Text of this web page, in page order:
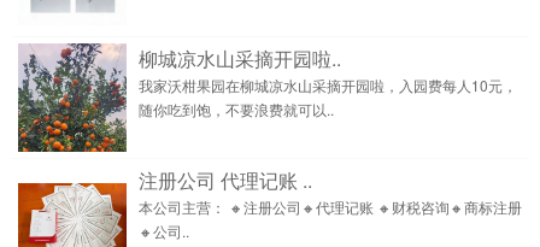
柳城凉水山采摘开园啦..
我家沃柑果园在柳城凉水山采摘开园啦，入园费每人10元，
随你吃到饱，不要浪费就可以..
注册公司 代理记账 ..
本公司主营： 🔸注册公司🔸代理记账 🔸财税咨询🔸商标注册
🔸公司..